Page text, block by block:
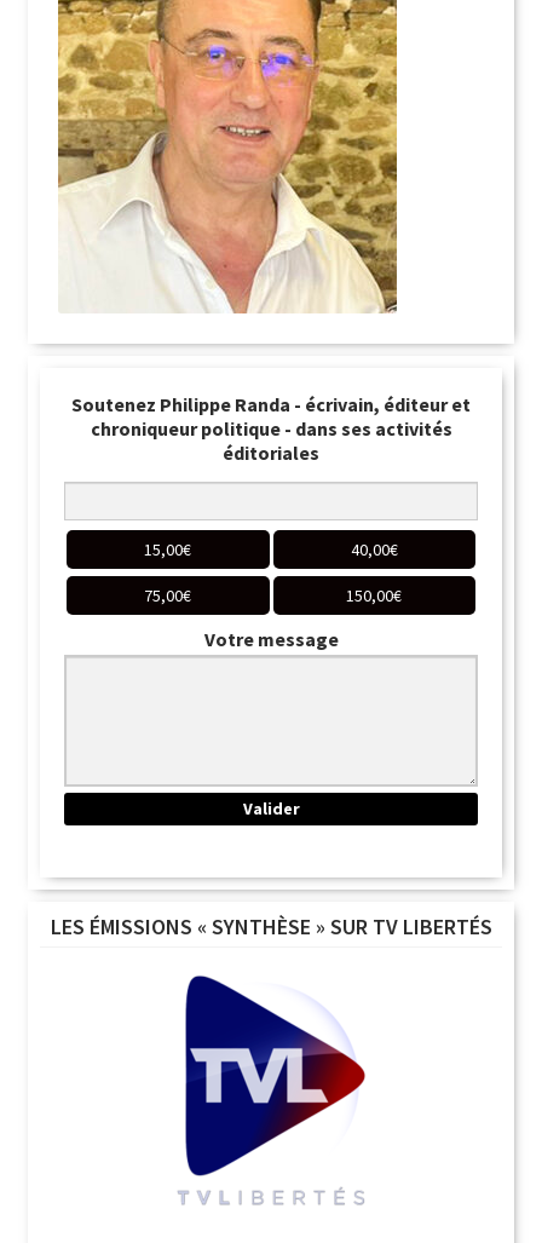
Soutenez Philippe Randa - écrivain, éditeur et
chroniqueur politique - dans ses activités
éditoriales
15,00€ 40,00€
75,00€ 150,00€
Votre message
LES ÉMISSIONS « SYNTHÈSE » SUR TV LIBERTÉS